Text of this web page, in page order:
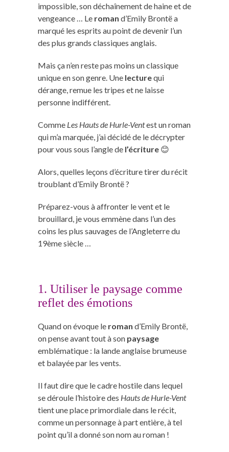
impossible, son déchaînement de haine et de
vengeance … Le roman d’Emily Brontë a
marqué les esprits au point de devenir l’un
des plus grands classiques anglais.
Mais ça n’en reste pas moins un classique
unique en son genre. Une lecturequi
dérange, remue les tripes et ne laisse
personne indifférent.
Comme Les Hauts de Hurle-Ventest un roman
qui m’a marquée, j’ai décidé de le décrypter
pour vous sous l’angle de l’écriture 😊
Alors, quelles leçons d’écriture tirer du récit
troublant d’Emily Brontë ?
Préparez-vous à affronter le vent et le
brouillard, je vous emmène dans l’un des
coins les plus sauvages de l’Angleterre du
19ème siècle …
1. Utiliser le paysage comme
reflet des émotions
Quand on évoque le roman d’Emily Brontë,
on pense avant tout à son paysage
emblématique : la lande anglaise brumeuse
et balayée par les vents.
Il faut dire que le cadre hostile dans lequel
se déroule l’histoire des Hauts de Hurle-Vent
tient une place primordiale dans le récit,
comme un personnage à part entière, à tel
point qu’il a donné son nom au roman !